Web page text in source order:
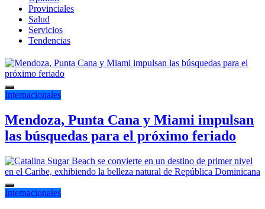
Provinciales
Salud
Servicios
Tendencias
Internacionales
Mendoza, Punta Cana y Miami impulsan
las búsquedas para el próximo feriado
Internacionales